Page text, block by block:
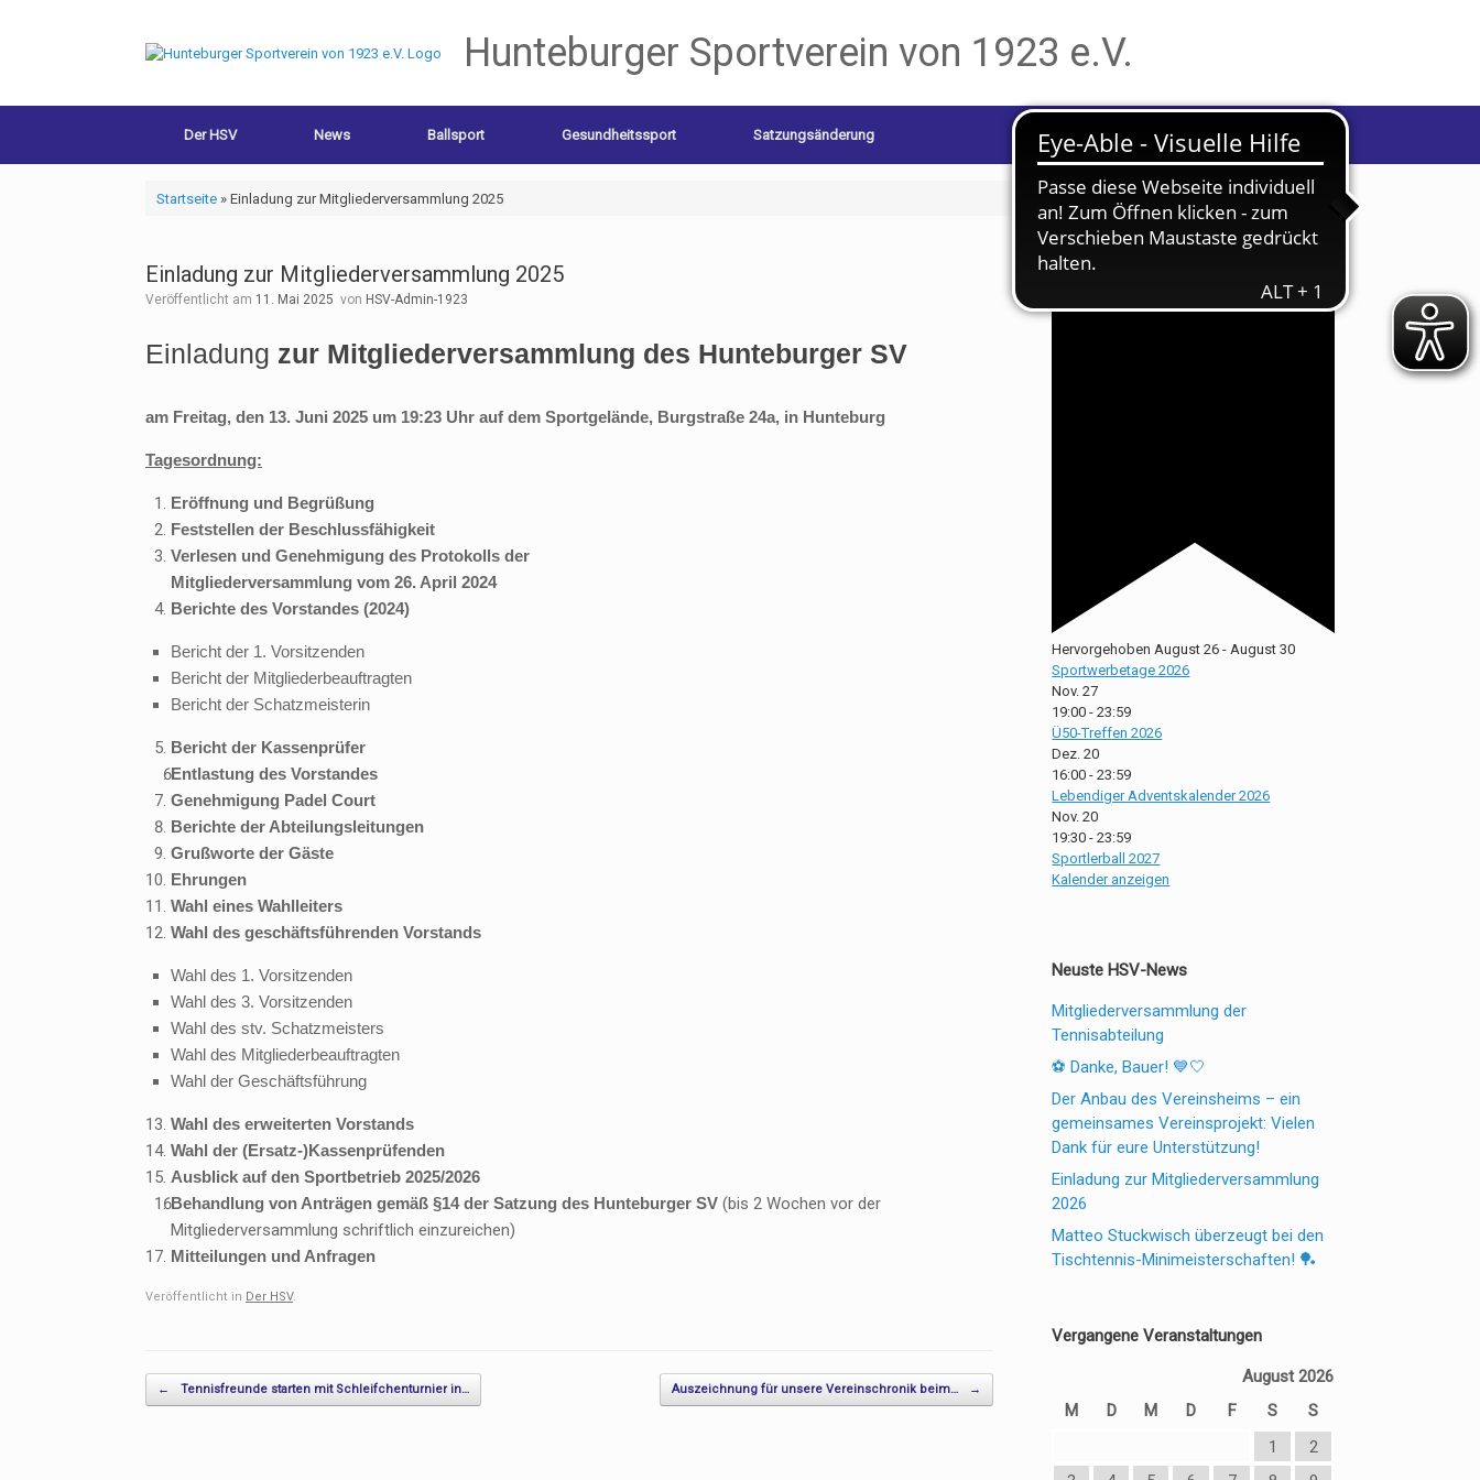
Hunteburger Sportverein von 1923 e.V.
Der HSV News Ballsport Gesundheitssport Satzungsänderung
Startseite» Einladung zur Mitgliederversammlung 2025
Einladung zur Mitgliederversammlung 2025
Veröffentlicht am 11. Mai 2025 von HSV-Admin-1923
Einladung zur Mitgliederversammlung des Hunteburger SV
am Freitag, den 13. Juni 2025 um 19:23 Uhr auf dem Sportgelände, Burgstraße 24a, in Hunteburg
Tagesordnung:
Eröffnung und Begrüßung
Feststellen der Beschlussfähigkeit
Verlesen und Genehmigung des Protokolls der
Mitgliederversammlung vom 26. April 2024
Berichte des Vorstandes (2024)
Bericht der 1. Vorsitzenden
Bericht der Mitgliederbeauftragten
Bericht der Schatzmeisterin
Bericht der Kassenprüfer
Entlastung des Vorstandes
Genehmigung Padel Court
Berichte der Abteilungsleitungen
Grußworte der Gäste
Ehrungen
Wahl eines Wahlleiters
Wahl des geschäftsführenden Vorstands
Wahl des 1. Vorsitzenden
Wahl des 3. Vorsitzenden
Wahl des stv. Schatzmeisters
Wahl des Mitgliederbeauftragten
Wahl der Geschäftsführung
Wahl des erweiterten Vorstands
Wahl der (Ersatz-)Kassenprüfenden
Ausblick auf den Sportbetrieb 2025/2026
Behandlung von Anträgen gemäß §14 der Satzung des Hunteburger SV (bis 2 Wochen vor der
Mitgliederversammlung schriftlich einzureichen)
Mitteilungen und Anfragen
Veröffentlicht in Der HSV.
Beitragsnavigation
← Tennisfreunde starten mit Schleifchenturnier in… Auszeichnung für unsere Vereinschronik beim… →
Bevorstehende Veranstaltungen
Aug. 26
Hervorgehoben August 26 - August 30
Sportwerbetage 2026
Nov.27
19:00 -23:59
Ü50-Treffen 2026
Dez.20
16:00 -23:59
Lebendiger Adventskalender 2026
Nov.20
19:30 -23:59
Sportlerball 2027
Kalender anzeigen
Neuste HSV-News
Mitgliederversammlung der
Tennisabteilung
⚽ Danke, Bauer! 💙🤍
Der Anbau des Vereinsheims – ein
gemeinsames Vereinsprojekt: Vielen
Dank für eure Unterstützung!
Einladung zur Mitgliederversammlung
2026
Matteo Stuckwisch überzeugt bei den
Tischtennis-Minimeisterschaften! 🏓
Vergangene Veranstaltungen
August 2026
M
D M D F S
S
1
2